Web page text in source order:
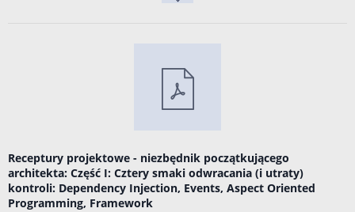
Receptury projektowe - niezbędnik początkującego
architekta: Część I: Cztery smaki odwracania (i utraty)
kontroli: Dependency Injection, Events, Aspect Oriented
Programming, Framework